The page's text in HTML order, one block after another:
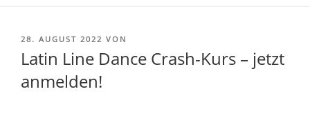
28. AUGUST 2022 VON
Latin Line Dance Crash-Kurs – jetzt
anmelden!